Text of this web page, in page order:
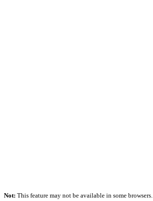
Not: This feature may not be available in some browsers.